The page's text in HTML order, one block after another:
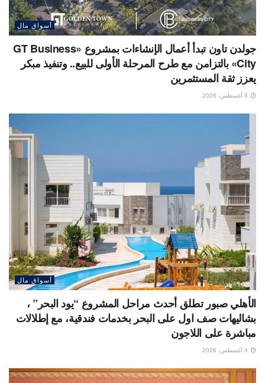
أسواق مال
جولدن تاون تبدأ أعمال الإنشاءات بمشروع «GT Business
City» بالتزامن مع طرح المرحلة الأولى للبيع.. وتنفيذ مبكر
يعزز ثقة المستثمرين
أسواق مال
الأهلي صبور تطلق أحدث مراحل المشروع “يود البحر” ،
بشاليهات صف اول على البحر بخدمات فندقية، مع إطلالات
مباشرة على اللاجون